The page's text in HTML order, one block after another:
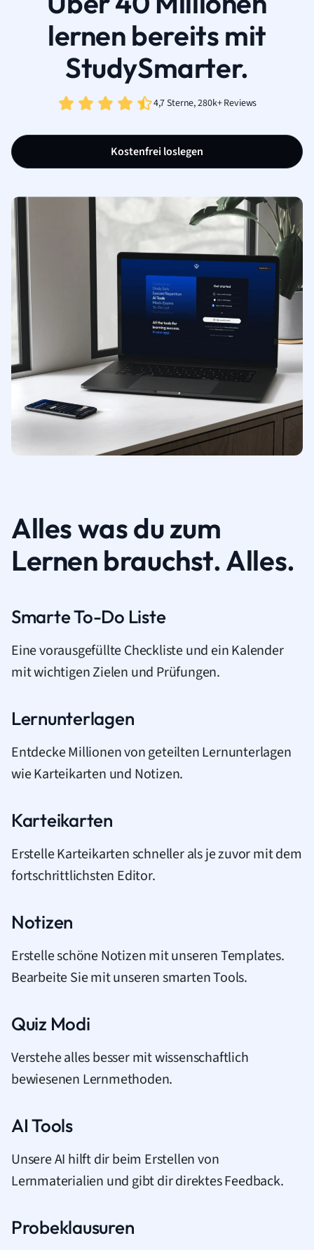
lernen bereits mit
StudySmarter.
4,7 Sterne, 280k+ Reviews
Kostenfrei loslegen
Alles was du zum
Lernen brauchst. Alles.
Smarte To-Do Liste
Eine vorausgefüllte Checkliste und ein Kalender
mit wichtigen Zielen und Prüfungen.
Lernunterlagen
Entdecke Millionen von geteilten Lernunterlagen
wie Karteikarten und Notizen.
Karteikarten
Erstelle Karteikarten schneller als je zuvor mit dem
fortschrittlichsten Editor.
Notizen
Erstelle schöne Notizen mit unseren Templates.
Bearbeite Sie mit unseren smarten Tools.
Quiz Modi
Verstehe alles besser mit wissenschaftlich
bewiesenen Lernmethoden.
AI Tools
Unsere AI hilft dir beim Erstellen von
Lernmaterialien und gibt dir direktes Feedback.
Probeklausuren